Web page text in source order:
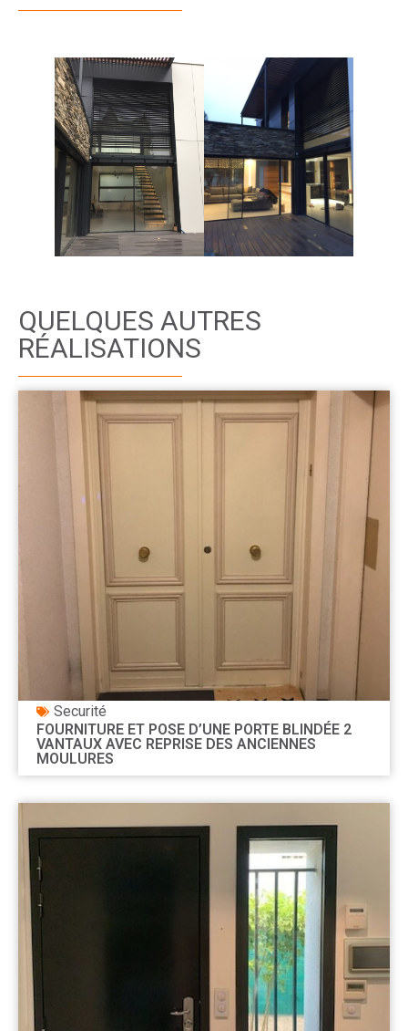
QUELQUES AUTRES
RÉALISATIONS
Securité
FOURNITURE ET POSE D’UNE PORTE BLINDÉE 2
VANTAUX AVEC REPRISE DES ANCIENNES
MOULURES